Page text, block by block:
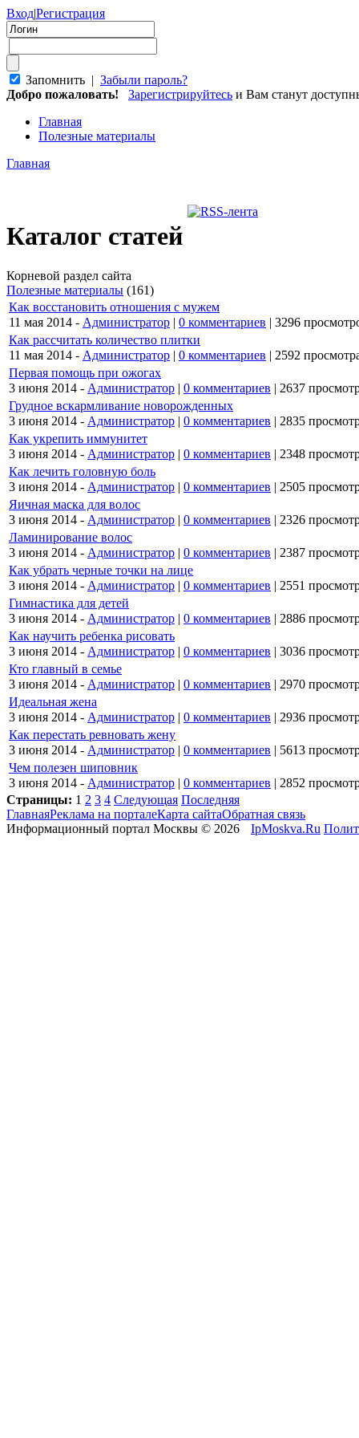
Вход|Регистрация
Запомнить | Забыли пароль?
Добро пожаловать!
Зарегистрируйтесь и Вам станут
Главная
Полезные материалы
Главная
Каталог статей
Корневой раздел сайта
Полезные материалы (161)
Как восстановить отношения с мужем
11 мая 2014 - Администратор | 0 комментариев | 3296
Как рассчитать количество плитки
11 мая 2014 - Администратор | 0 комментариев | 2592
Первая помощь при ожогах
3 июня 2014 - Администратор | 0 комментариев | 2637
Грудное вскармливание новорожденных
3 июня 2014 - Администратор | 0 комментариев | 2835
Как укрепить иммунитет
3 июня 2014 - Администратор | 0 комментариев | 2348
Как лечить головную боль
3 июня 2014 - Администратор | 0 комментариев | 2505
Яичная маска для волос
3 июня 2014 - Администратор | 0 комментариев | 2326
Ламинирование волос
3 июня 2014 - Администратор | 0 комментариев | 2387
Как убрать черные точки на лице
3 июня 2014 - Администратор | 0 комментариев | 2551
Гимнастика для детей
3 июня 2014 - Администратор | 0 комментариев | 2886
Как научить ребенка рисовать
3 июня 2014 - Администратор | 0 комментариев | 3036
Кто главный в семье
3 июня 2014 - Администратор | 0 комментариев | 2970
Идеальная жена
3 июня 2014 - Администратор | 0 комментариев | 2936
Как перестать ревновать жену
3 июня 2014 - Администратор | 0 комментариев | 5613
Чем полезен шиповник
3 июня 2014 - Администратор | 0 комментариев | 2852
Страницы: 1 2 3 4 Следующая Последняя
ГлавнаяРеклама на порталеКарта сайтаОбратная связь
Информационный портал Москвы © 2026
IpMoskva.Ru